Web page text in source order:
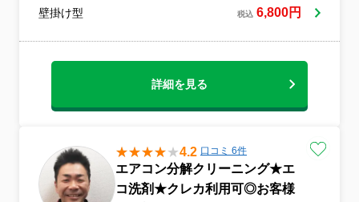
トイレ等の水回りも行ってございますので
い！
食店を選ぶ基準は 何でしょうか？ 1杯1000
円のラーメン屋、1杯800円のラーメン屋、
の時代はやっぱり『人』でしょう。 〇〇さ
ーメン食べに行こう。 当店では価格や施工
う！！！ そういって頂ける接客、技術、価
格を目指します！！ 繁忙期は待ってでも
『藤本電機』に夏、年末はさけて『藤本電
機』にとクリーニングしたいイコールで 指
壁掛け型 税込 6,800円
詳細を見る
4.2 口コミ 6件
エアコン分解クリーニング★エ
コ洗剤★クレカ利用可◎お客様